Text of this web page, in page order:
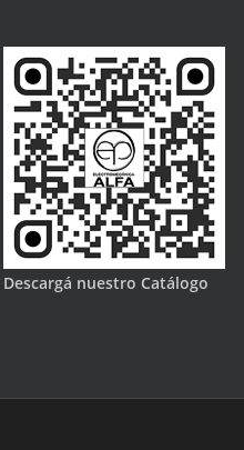
Descargá nuestro Catálogo